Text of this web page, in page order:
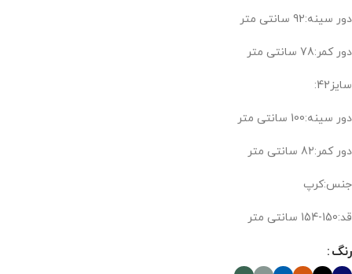
دور سینه:92 سانتی متر
دور کمر:78 سانتی متر
سایز42:
دور سینه:100 سانتی متر
دور کمر:82 سانتی متر
جنس:کرپ
قد:150-154 سانتی متر
رنگ